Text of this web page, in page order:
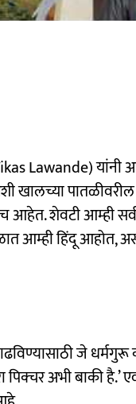
Lawande) यांनी
खालच्या
आहेत. शेवटी आम्ही सर्व
आम्ही हिंदू आहोत,
जे
पिक्चर अभी बाकी